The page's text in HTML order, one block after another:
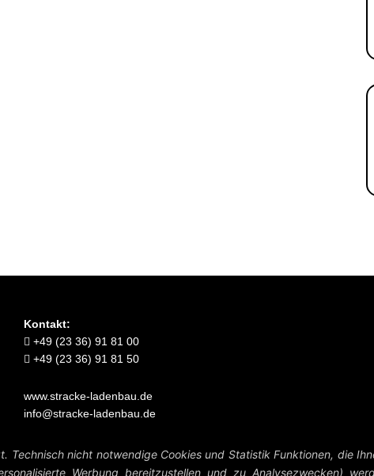
Kontakt:
+49 (23 36) 91 81 00
+49 (23 36) 91 81 50
www.stracke-ladenbau.de
info@stracke-ladenbau.de
Verkauf nur an Unternehmer, Gewerbetreibende, Freiberufler und öffentliche Institutionen.
Kein Verkauf an Verbraucher i.S.d. § 13 BGB.
Technisch nicht notwendige Cookies und Statistik Funktionen, die
Werbung bereitzustellen und zu Analysezwecken)